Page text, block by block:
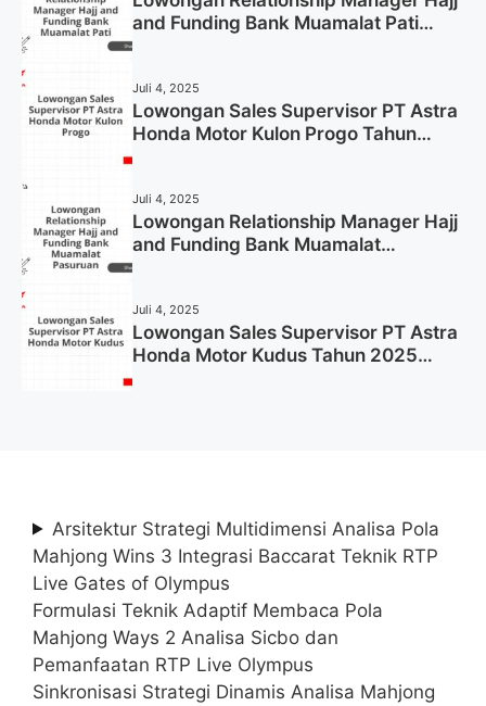
and Funding Bank Muamalat Pati
Juli 4, 2025
Lowongan Sales Supervisor PT Astra
Honda Motor Kulon Progo Tahun
Juli 4, 2025
Lowongan Relationship Manager Hajj
and Funding Bank Muamalat
Juli 4, 2025
Lowongan Sales Supervisor PT Astra
Honda Motor Kudus Tahun 2025
Arsitektur Strategi Multidimensi Analisa Pola
Mahjong Wins 3 Integrasi Baccarat Teknik RTP
Live Gates of Olympus
Formulasi Teknik Adaptif Membaca Pola
Mahjong Ways 2 Analisa Sicbo dan
Pemanfaatan RTP Live Olympus
Sinkronisasi Strategi Dinamis Analisa Mahjong